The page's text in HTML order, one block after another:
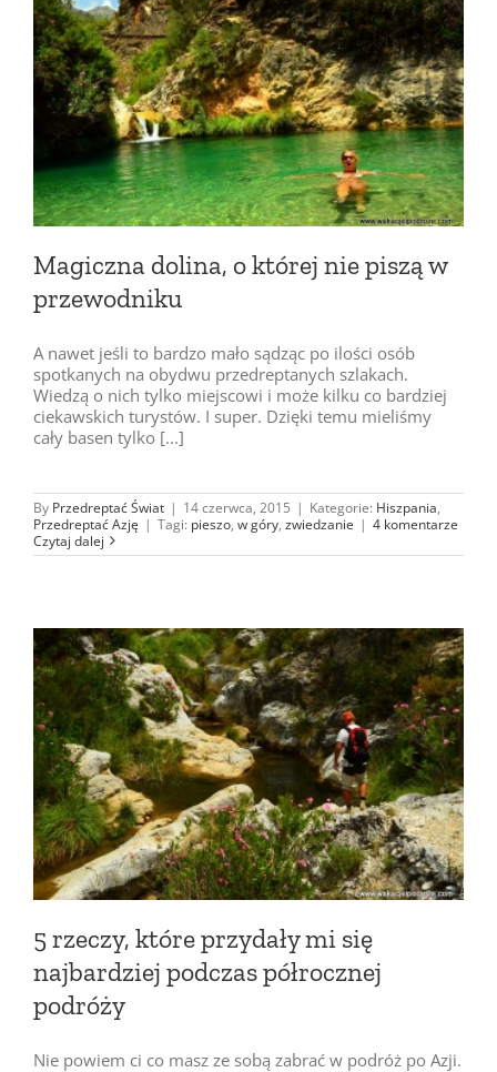
Magiczna dolina, o której nie piszą w
przewodniku
A nawet jeśli to bardzo mało sądząc po ilości osób
spotkanych na obydwu przedreptanych szlakach.
Wiedzą o nich tylko miejscowi i może kilku co bardziej
ciekawskich turystów. I super. Dzięki temu mieliśmy
cały basen tylko [...]
By Przedreptać Świat | 14 czerwca, 2015 | Kategorie: Hiszpania,
Przedreptać Azję | Tagi: pieszo, w góry, zwiedzanie | 4 komentarze
Czytaj dalej
5 rzeczy, które przydały mi się
najbardziej podczas półrocznej
podróży
Nie powiem ci co masz ze sobą zabrać w podróż po Azji.